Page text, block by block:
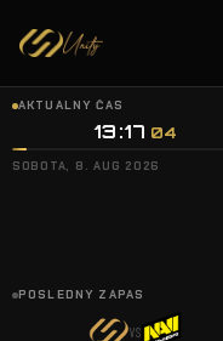
AKTUÁLNY ČAS
13:17 05
SOBOTA, 8. AUG 2026
POSLEDNÝ ZÁPAS
VS